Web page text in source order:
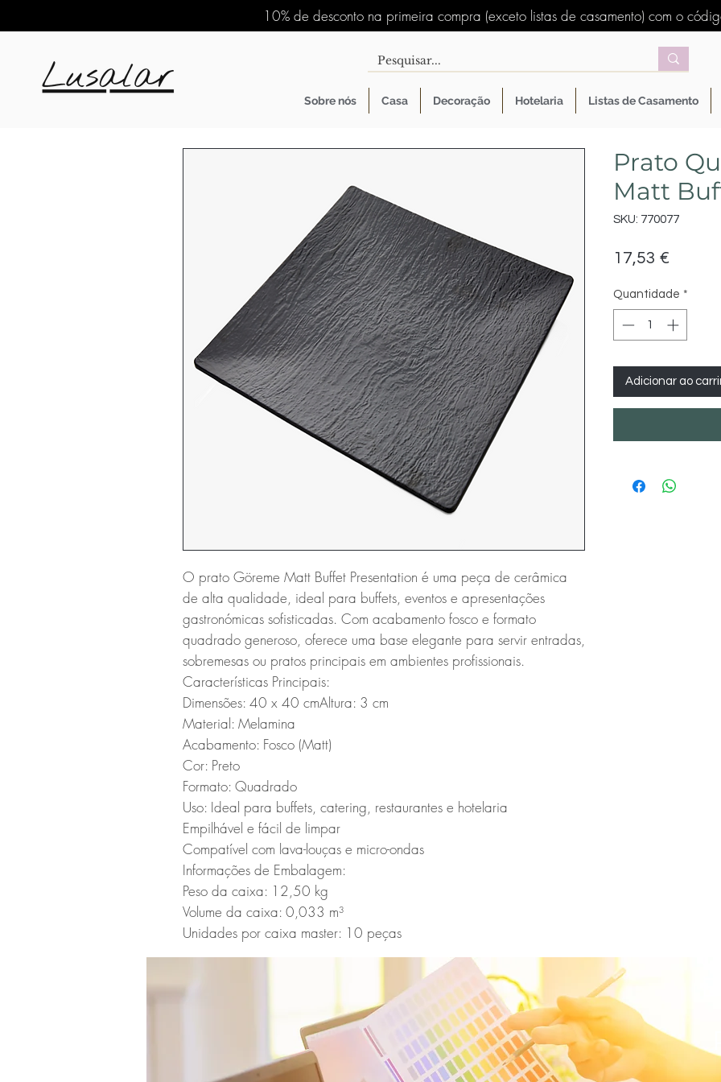
10% de desconto na primeira compra (exceto listas de casamento) com o
O prato Göreme Matt Buffet Presentation é uma peça de cerâmica
de alta qualidade, ideal para buffets, eventos e apresentações
gastronómicas sofisticadas. Com acabamento fosco e formato
quadrado generoso, oferece uma base elegante para servir entradas,
sobremesas ou pratos principais em ambientes profissionais.
Características Principais:
Dimensões: 40 x 40 cmAltura: 3 cm
Material: Melamina
Acabamento: Fosco (Matt)
Cor: Preto
Formato: Quadrado
Uso: Ideal para buffets, catering, restaurantes e hotelaria
Empilhável e fácil de limpar
Compatível com lava-louças e micro-ondas
Informações de Embalagem:
Peso da caixa: 12,50 kg
Volume da caixa: 0,033 m³
Unidades por caixa master: 10 peças
Prato
Matt
SKU: 770077
17,53 €
Quantidade *
Adicionar ao
Sobre nós Casa Decoração Hotelaria Listas de Casamento